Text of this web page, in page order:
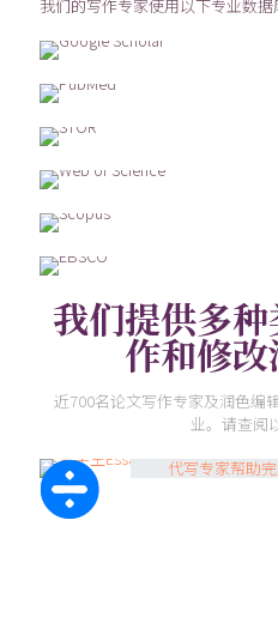
我们的写作专家使用以下专业数
我们提供多
作和修
近700名论文写作专家及润色编
业。请查阅
Essay
代写专家帮助完